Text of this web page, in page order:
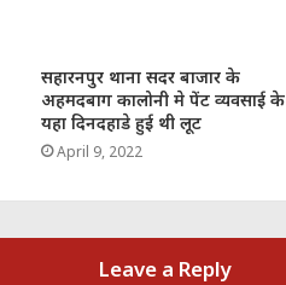
सहारनपुर थाना सदर बाजार के
अहमदबाग कालोनी मे पेंट व्यवसाई के
यहा दिनदहाडे हुई थी लूट
April 9, 2022
Leave a Reply